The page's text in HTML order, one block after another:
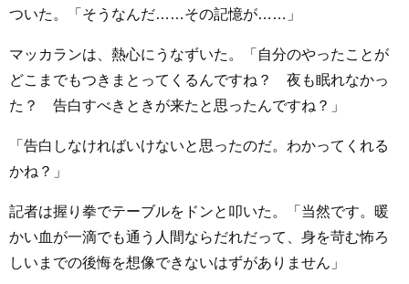
ついた。「そうなんだ……その記憶が……」
マッカランは、熱心にうなずいた。「自分のやったことが
どこまでもつきまとってくるんですね？ 夜も眠れなかっ
た？ 告白すべきときが来たと思ったんですね？」
「告白しなければいけないと思ったのだ。わかってくれる
かね？」
記者は握り拳でテーブルをドンと叩いた。「当然です。暖
かい血が一滴でも通う人間ならだれだって、身を苛む怖ろ
しいまでの後悔を想像できないはずがありません」